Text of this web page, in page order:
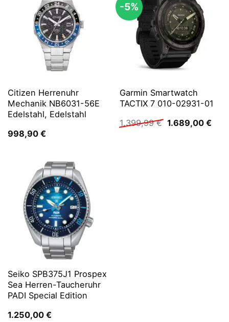
Citizen Herrenuhr
Mechanik NB6031-56E
Edelstahl, Edelstahl
998,90 €
-5%
Garmin Smartwatch
TACTIX 7 010-02931-01
1.399,99€ Ursprünglicher
1.689,00 €
Seiko SPB375J1 Prospex
Sea Herren-Taucheruhr
PADI Special Edition
1.250,00 €